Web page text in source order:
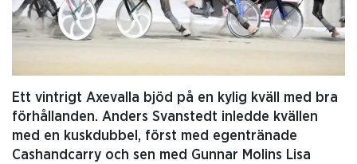
Ett vintrigt Axevalla bjöd på en kylig kväll med bra
förhållanden. Anders Svanstedt inledde kvällen
med en kuskdubbel, först med egentränade
Cashandcarry och sen med Gunnar Molins Lisa